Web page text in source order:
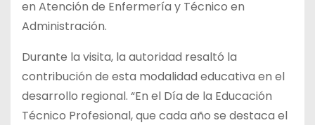
en Atención de Enfermería y Técnico en
Administración.
Durante la visita, la autoridad resaltó la
contribución de esta modalidad educativa en el
desarrollo regional. “En el Día de la Educación
Técnico Profesional, que cada año se destaca el